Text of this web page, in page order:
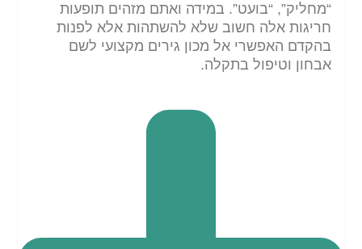
“מחליק”, “בועט”. במידה ואתם מזהים תופעות
חריגות אלה חשוב שלא להשתהות אלא לפנות
בהקדם האפשרי אל מכון גירים מקצועי לשם
אבחון וטיפול בתקלה.